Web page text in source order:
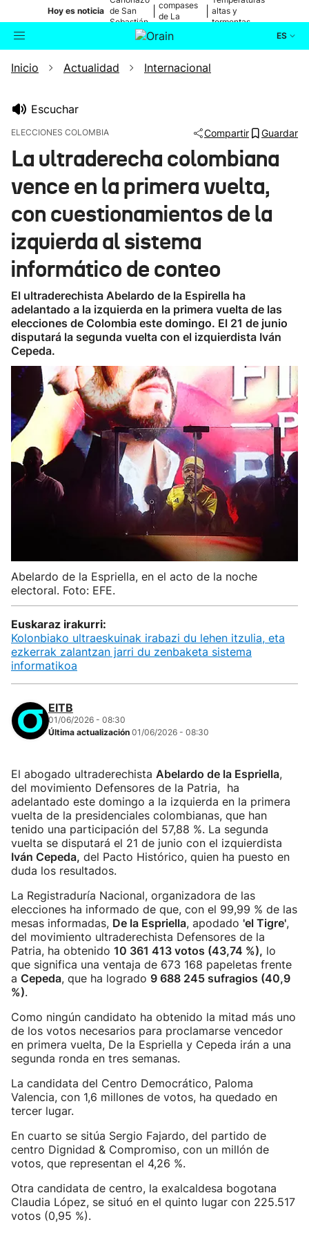
Hoy es noticia de San
Sebastián
compases
de La
altas y
tormentas
ES
Buscador Actualidad
Ikusmiran
Eguraldia
Inicio Actualidad Internacional
Escuchar
ELECCIONES COLOMBIA Compartir Guardar
La ultraderecha colombiana
vence en la primera vuelta,
con cuestionamientos de la
izquierda al sistema
informático de conteo
El ultraderechista Abelardo de la Espirella ha
adelantado a la izquierda en la primera vuelta de las
elecciones de Colombia este domingo. El 21 de junio
disputará la segunda vuelta con el izquierdista Iván
Cepeda.
Abelardo de la Espriella, en el acto de la noche
electoral. Foto: EFE.
Euskaraz irakurri:
Kolonbiako ultraeskuinak irabazi du lehen itzulia, eta
ezkerrak zalantzan jarri du zenbaketa sistema
informatikoa
EITB
01/06/2026 - 08:30
Última actualización 01/06/2026 - 08:30
El abogado ultraderechista Abelardo de la Espriella,
del movimiento Defensores de la Patria, ha
adelantado este domingo a la izquierda en la primera
vuelta de la presidenciales colombianas, que han
tenido una participación del 57,88 %. La segunda
vuelta se disputará el 21 de junio con el izquierdista
Iván Cepeda, del Pacto Histórico, quien ha puesto en
duda los resultados.
La Registraduría Nacional, organizadora de las
elecciones ha informado de que, con el 99,99 % de las
mesas informadas, De la Espriella, apodado 'el Tigre',
del movimiento ultraderechista Defensores de la
Patria, ha obtenido 10 361 413 votos (43,74 %), lo
que significa una ventaja de 673 168 papeletas frente
a Cepeda, que ha logrado 9 688 245 sufragios (40,9
%).
Como ningún candidato ha obtenido la mitad más uno
de los votos necesarios para proclamarse vencedor
en primera vuelta, De la Espriella y Cepeda irán a una
segunda ronda en tres semanas.
La candidata del Centro Democrático, Paloma
Valencia, con 1,6 millones de votos, ha quedado en
tercer lugar.
En cuarto se sitúa Sergio Fajardo, del partido de
centro Dignidad & Compromiso, con un millón de
votos, que representan el 4,26 %.
Otra candidata de centro, la exalcaldesa bogotana
Claudia López, se situó en el quinto lugar con 225.517
votos (0,95 %).